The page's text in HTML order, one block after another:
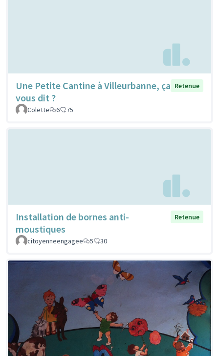
Une Petite Cantine à Villeurbanne, ça
vous dit ?
Retenue
Colette 6 75
Installation de bornes anti-
moustiques
Retenue
citoyenneengagee 5 30